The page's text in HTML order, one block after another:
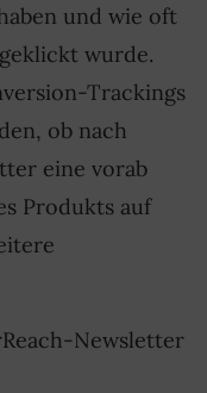
und wie oft
wurde.
Trackings
ob nach
eine vorab
Produkts auf
Newsletter